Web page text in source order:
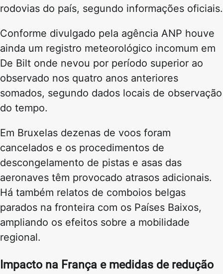
rodovias do país, segundo informações oficiais.
Conforme divulgado pela agência ANP houve
ainda um registro meteorológico incomum em
De Bilt onde nevou por período superior ao
observado nos quatro anos anteriores
somados, segundo dados locais de observação
do tempo.
Em Bruxelas dezenas de voos foram
cancelados e os procedimentos de
descongelamento de pistas e asas das
aeronaves têm provocado atrasos adicionais.
Há também relatos de comboios belgas
parados na fronteira com os Países Baixos,
ampliando os efeitos sobre a mobilidade
regional.
Impacto na França e medidas de redução